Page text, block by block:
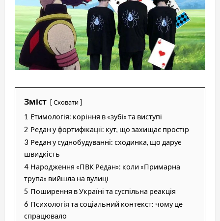
Зміст Сховати
1 Етимологія: коріння в «зубі» та виступі
2 Редан у фортифікації: кут, що захищає простір
3 Редан у суднобудуванні: сходинка, що дарує
швидкість
4 Народження «ПВК Редан»: коли «Примарна
трупа» вийшла на вулиці
5 Поширення в Україні та суспільна реакція
6 Психологія та соціальний контекст: чому це
спрацювало